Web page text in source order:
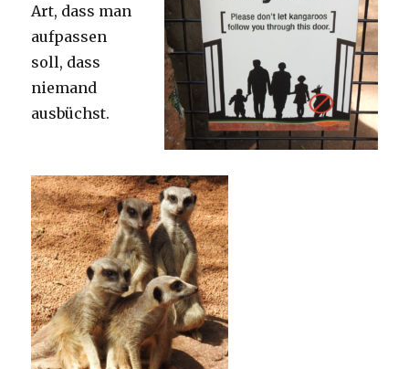
Art, dass man
aufpassen
soll, dass
niemand
ausbüchst.